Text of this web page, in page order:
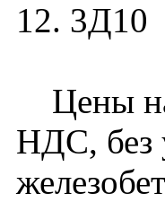
12. 3Д10
Цены на
НДС, без